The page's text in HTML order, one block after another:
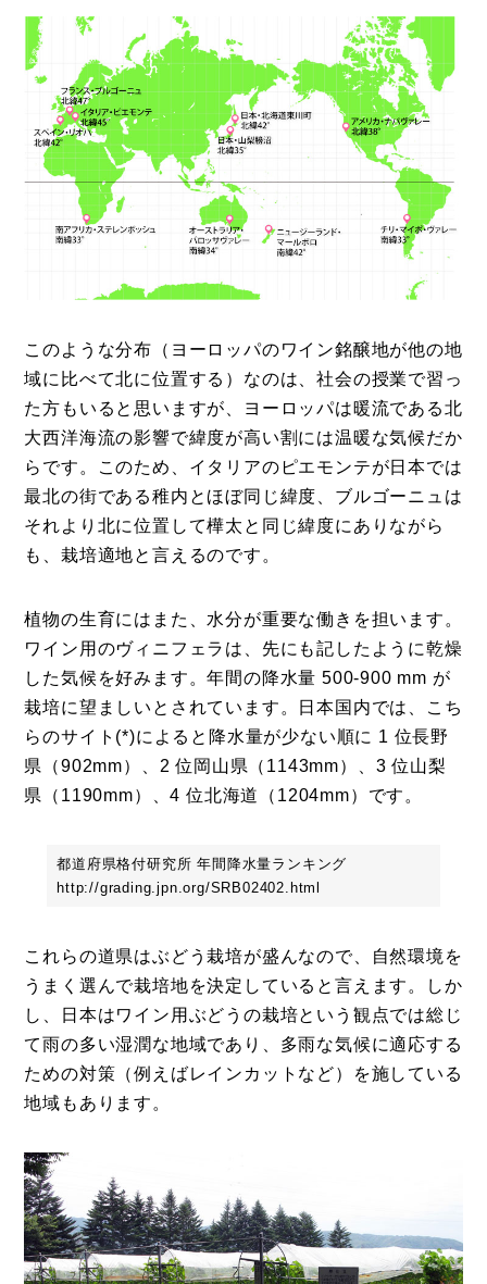
このような分布（ヨーロッパのワイン銘醸地が他の地
域に比べて北に位置する）なのは、社会の授業で習っ
た方もいると思いますが、ヨーロッパは暖流である北
大西洋海流の影響で緯度が高い割には温暖な気候だか
らです。このため、イタリアのピエモンテが日本では
最北の街である稚内とほぼ同じ緯度、ブルゴーニュは
それより北に位置して樺太と同じ緯度にありながら
も、栽培適地と言えるのです。
植物の生育にはまた、水分が重要な働きを担います。
ワイン用のヴィニフェラは、先にも記したように乾燥
した気候を好みます。年間の降水量 500-900 mm が
栽培に望ましいとされています。日本国内では、こち
らのサイト(*)によると降水量が少ない順に 1 位長野
県（902mm）、2 位岡山県（1143mm）、3 位山梨
県（1190mm）、4 位北海道（1204mm）です。
都道府県格付研究所 年間降水量ランキング
http://grading.jpn.org/SRB02402.html
これらの道県はぶどう栽培が盛んなので、自然環境を
うまく選んで栽培地を決定していると言えます。しか
し、日本はワイン用ぶどうの栽培という観点では総じ
て雨の多い湿潤な地域であり、多雨な気候に適応する
ための対策（例えばレインカットなど）を施している
地域もあります。